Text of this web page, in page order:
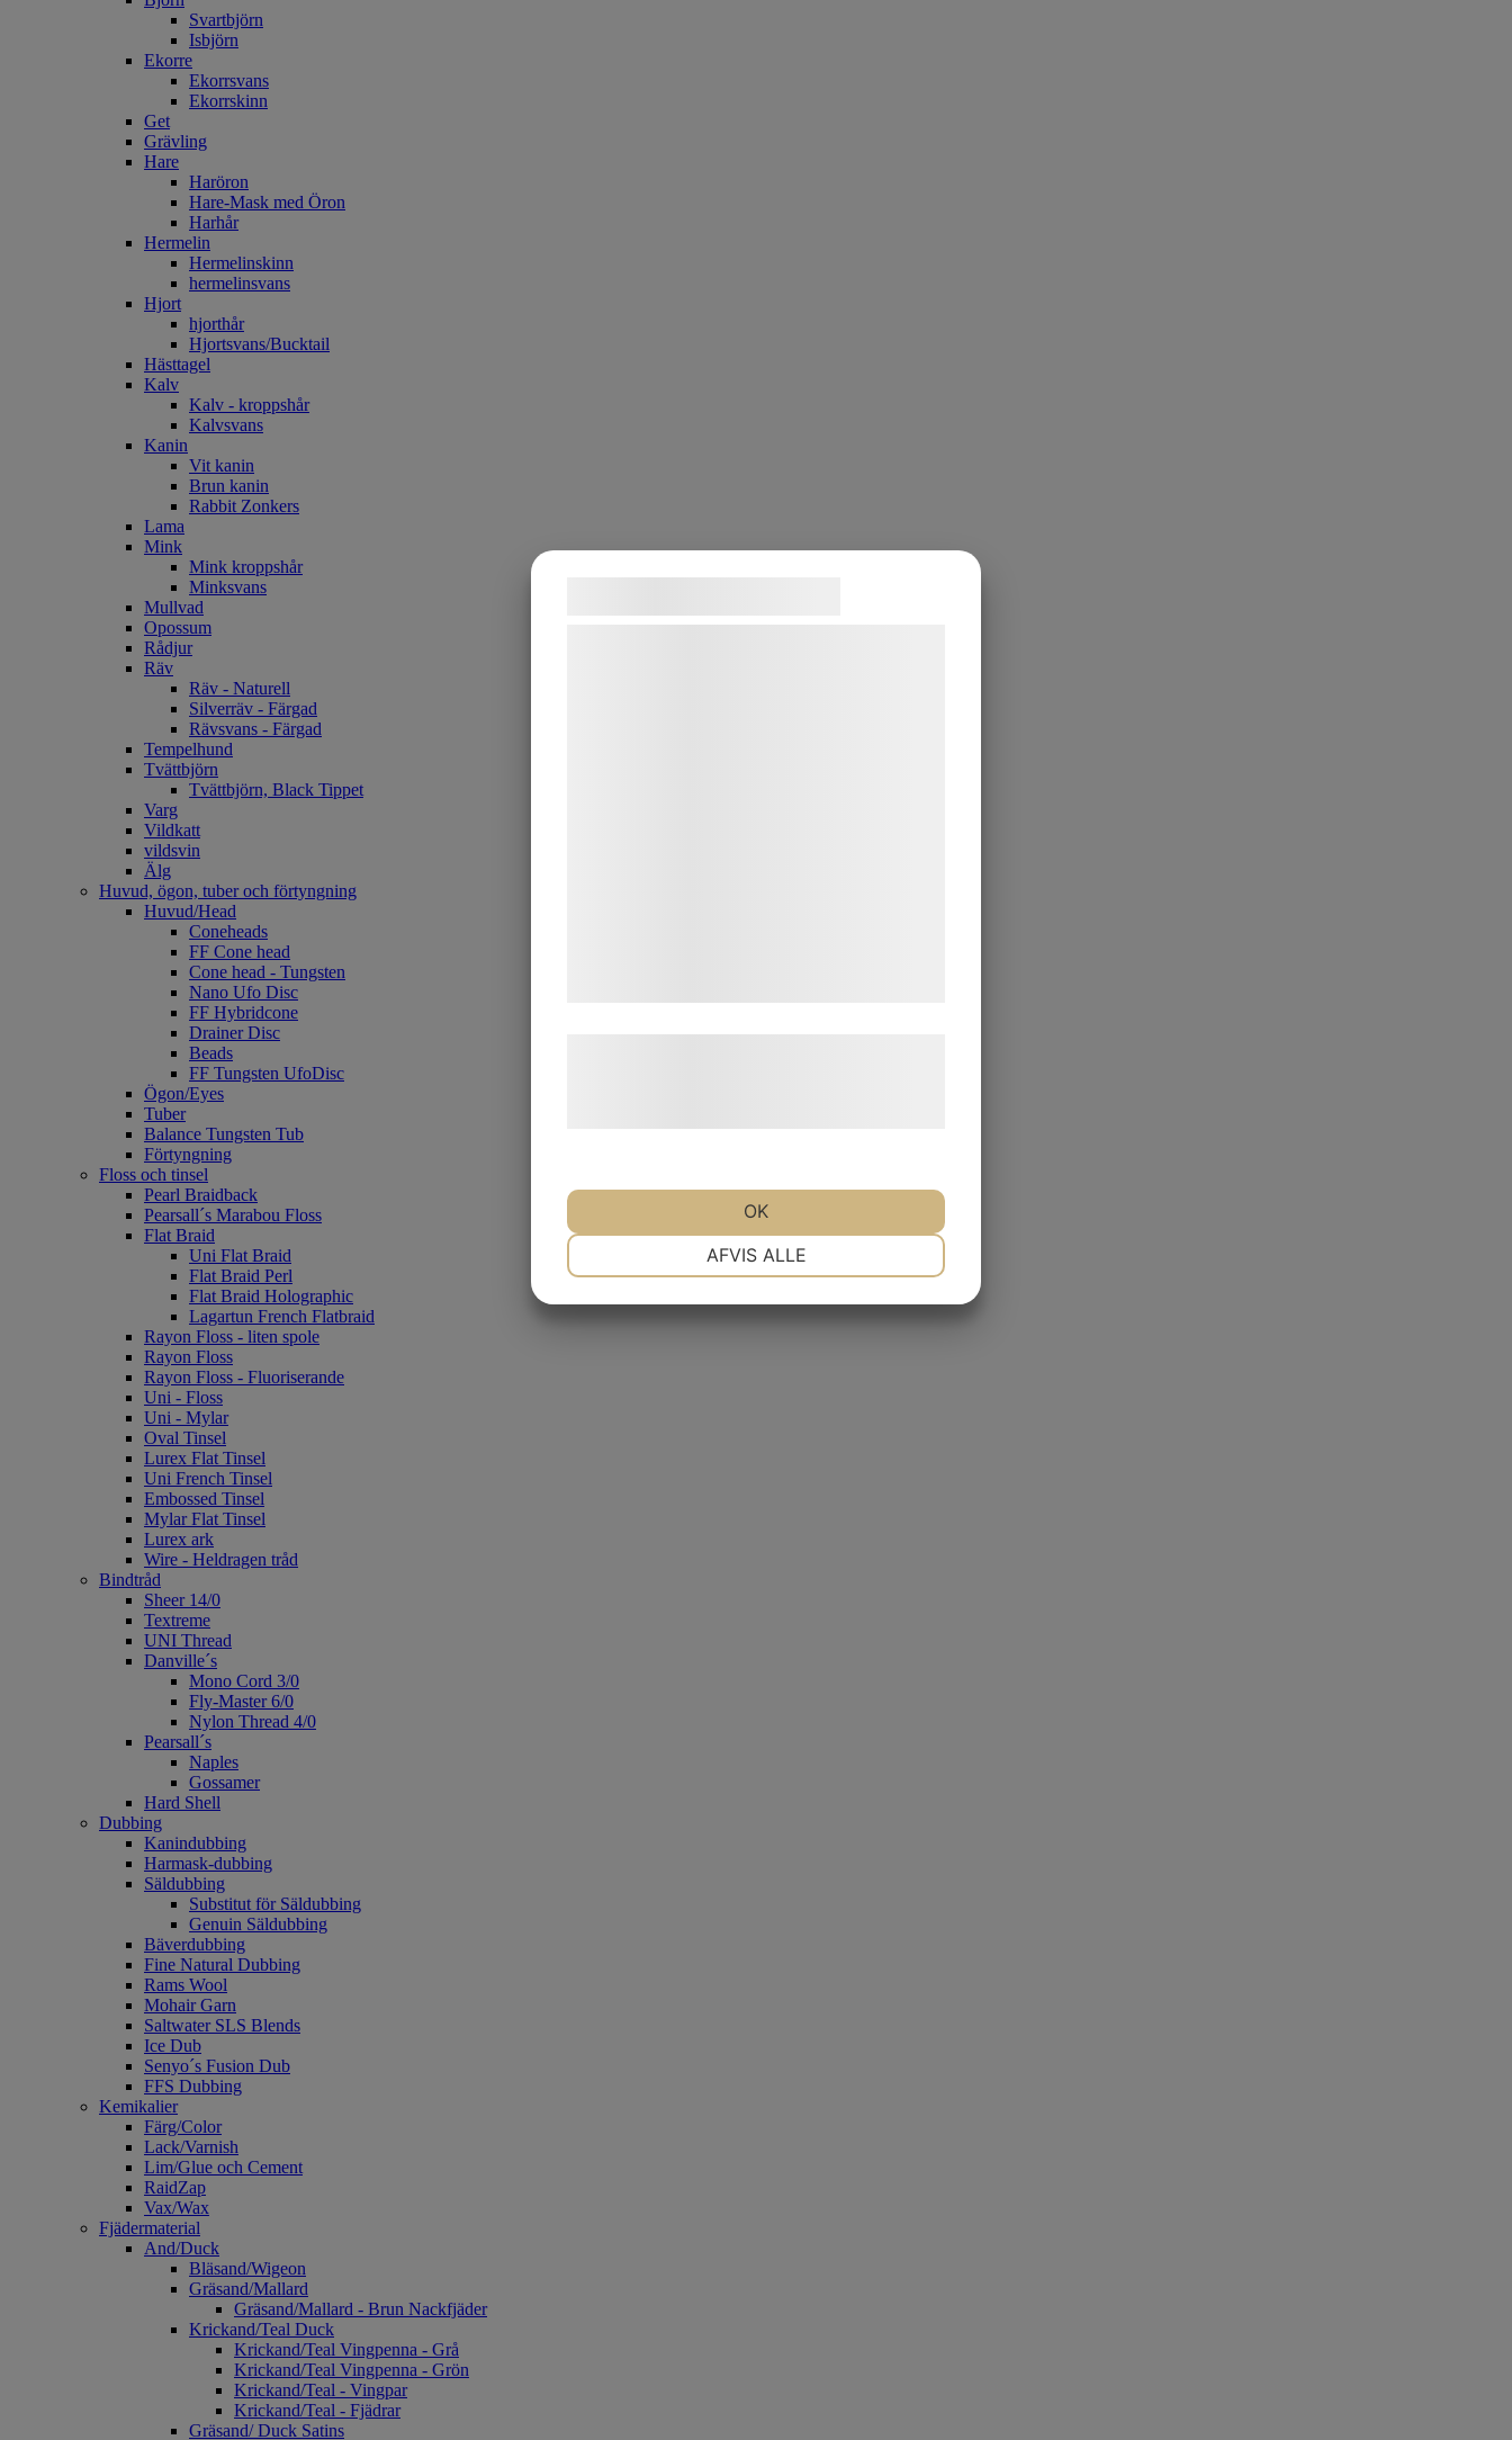
Svartbjörn
Isbjörn
Ekorre
Ekorrsvans
Ekorrskinn
Get
Grävling
Hare
Haröron
Hare-Mask med Öron
Harhår
Hermelin
Hermelinskinn
hermelinsvans
Hjort
hjorthår
Hjortsvans/Bucktail
Hästtagel
Kalv
Kalv - kroppshår
Kalvsvans
Kanin
Vit kanin
Brun kanin
Rabbit Zonkers
Lama
Mink
Mink kroppshår
Minksvans
Mullvad
Opossum
Rådjur
Räv
Räv - Naturell
Silverräv - Färgad
Rävsvans - Färgad
Tempelhund
Tvättbjörn
Tvättbjörn, Black Tippet
Varg
Vildkatt
vildsvin
Älg
Huvud, ögon, tuber och förtyngning
Huvud/Head
Coneheads
FF Cone head
Cone head - Tungsten
Nano Ufo Disc
FF Hybridcone
Drainer Disc
Beads
FF Tungsten UfoDisc
Ögon/Eyes
Tuber
Balance Tungsten Tub
Förtyngning
Floss och tinsel
Pearl Braidback
Pearsall´s Marabou Floss
Flat Braid
Uni Flat Braid
Flat Braid Perl
Flat Braid Holographic
Lagartun French Flatbraid
Rayon Floss - liten spole
Rayon Floss
Rayon Floss - Fluoriserande
Uni - Floss
Uni - Mylar
Oval Tinsel
Lurex Flat Tinsel
Uni French Tinsel
Embossed Tinsel
Mylar Flat Tinsel
Lurex ark
Wire - Heldragen tråd
Bindtråd
Sheer 14/0
Textreme
UNI Thread
Danville´s
Mono Cord 3/0
Fly-Master 6/0
Nylon Thread 4/0
Pearsall´s
Naples
Gossamer
Hard Shell
Dubbing
Kanindubbing
Harmask-dubbing
Säldubbing
Substitut för Säldubbing
Genuin Säldubbing
Bäverdubbing
Fine Natural Dubbing
Rams Wool
Mohair Garn
Saltwater SLS Blends
Ice Dub
Senyo´s Fusion Dub
FFS Dubbing
Kemikalier
Färg/Color
Lack/Varnish
Lim/Glue och Cement
RaidZap
Vax/Wax
Fjädermaterial
And/Duck
Bläsand/Wigeon
Gräsand/Mallard
Gräsand/Mallard - Brun Nackfjäder
Krickand/Teal Duck
Krickand/Teal Vingpenna - Grå
Krickand/Teal Vingpenna - Grön
Krickand/Teal - Vingpar
Krickand/Teal - Fjädrar
Gräsand/ Duck Satins
AFVIS ALLE
OK